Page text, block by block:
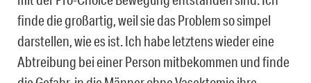
finde die großartig, weil sie das Problem so simpel
darstellen, wie es ist. Ich habe letztens wieder eine
Abtreibung bei einer Person mitbekommen und finde